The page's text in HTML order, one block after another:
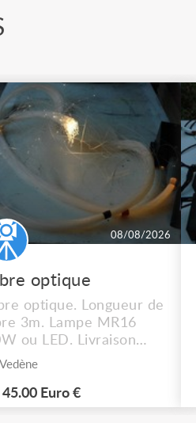
08/08/2026
optique
optique. Longueur de
3m. Lampe MR16
ou LED. Livraison
Vedène
45.00 Euro €